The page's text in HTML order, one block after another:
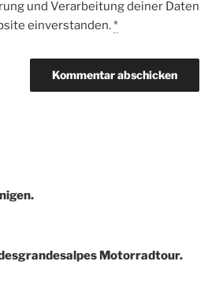
und Verarbeitung deiner Daten
einverstanden.*
Motorradtour.